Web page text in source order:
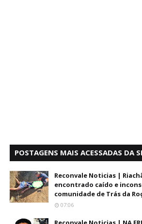
POSTAGENS MAIS ACESSADAS DA
Reconvale Noticias |
encontrado caído e
comunidade de Trás da
07:06